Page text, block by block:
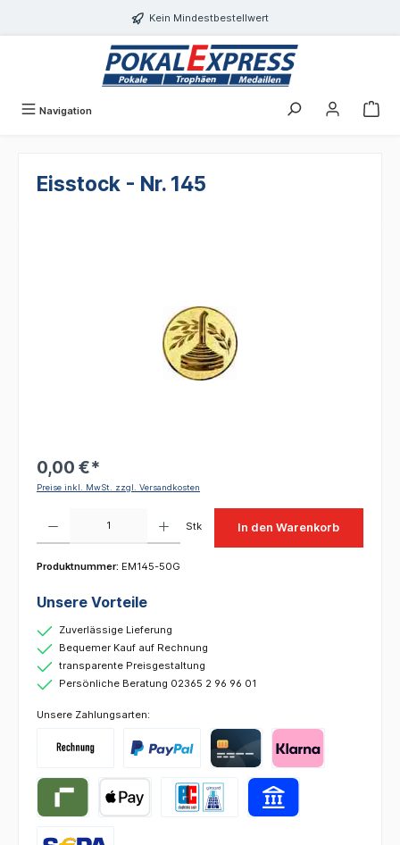
Kein Mindestbestellwert
Navigation
Eisstock - Nr. 145
0,00 €*
Preise inkl. MwSt. zzgl. Versandkosten
Stk In den Warenkorb
Produktnummer: EM145-50G
Unsere Vorteile
Zuverlässige Lieferung
Bequemer Kauf auf Rechnung
transparente Preisgestaltung
Persönliche Beratung 02365 2 96 96 01
Unsere Zahlungsarten: